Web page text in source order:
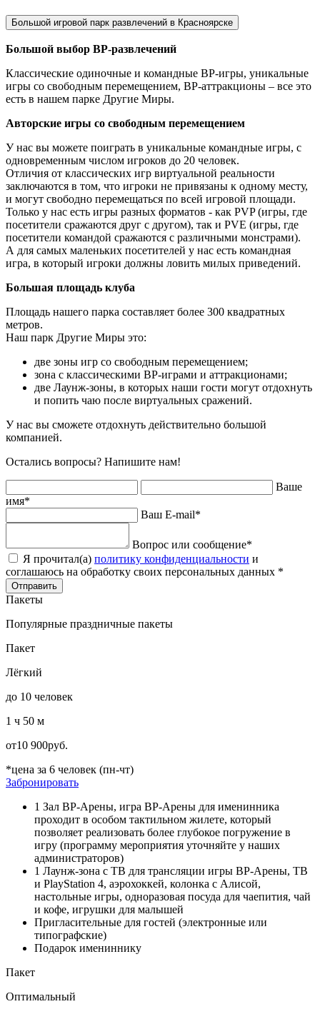
Большой игровой парк развлечений в Красноярске
Большой выбор ВР-развлечений
Классические одиночные и командные ВР-игры, уникальные
игры со свободным перемещением, ВР-аттракционы – все это
есть в нашем парке Другие Миры.
Авторские игры со свободным перемещением
У нас вы можете поиграть в уникальные командные игры, с
одновременным числом игроков до 20 человек.
Отличия от классических игр виртуальной реальности
заключаются в том, что игроки не привязаны к одному месту,
и могут свободно перемещаться по всей игровой площади.
Только у нас есть игры разных форматов - как PVP (игры, где
посетители сражаются друг с другом), так и PVE (игры, где
посетители командой сражаются с различными монстрами).
А для самых маленьких посетителей у нас есть командная
игра, в который игроки должны ловить милых приведений.
Большая площадь клуба
Площадь нашего парка составляет более 300 квадратных
метров.
Наш парк Другие Миры это:
две зоны игр со свободным перемещением;
зона с классическими ВР-играми и аттракционами;
две Лаунж-зоны, в которых наши гости могут отдохнуть
и попить чаю после виртуальных сражений.
У нас вы сможете отдохнуть действительно большой
компанией.
Остались вопросы? Напишите нам!
Ваше
имя*
Ваш E-mail*
Вопрос или сообщение*
Я прочитал(а) политику конфиденциальности и
соглашаюсь на обработку своих персональных данных *
Отправить
Пакеты
Популярные праздничные пакеты
Пакет
Лёгкий
до 10 человек
1 ч 50 м
от10 900руб.
*цена за 6 человек (пн-чт)
Забронировать
1 Зал ВР-Арены, игра ВР-Арены для именинника
проходит в особом тактильном жилете, который
позволяет реализовать более глубокое погружение в
игру (программу мероприятия уточняйте у наших
администраторов)
1 Лаунж-зона c ТВ для трансляции игры ВР-Арены, ТВ
и PlayStation 4, аэрохоккей, колонка с Алисой,
настольные игры, одноразовая посуда для чаепития, чай
и кофе, игрушки для малышей
Пригласительные для гостей (электронные или
типографские)
Подарок имениннику
Пакет
Оптимальный